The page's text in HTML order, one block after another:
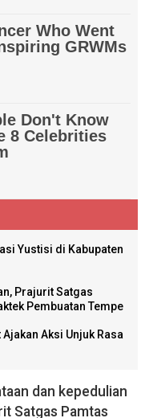
Yustisi di Kabupaten
Prajurit Satgas
Pembuatan Tempe
Aksi Unjuk Rasa
dan kepedulian
Satgas Pamtas